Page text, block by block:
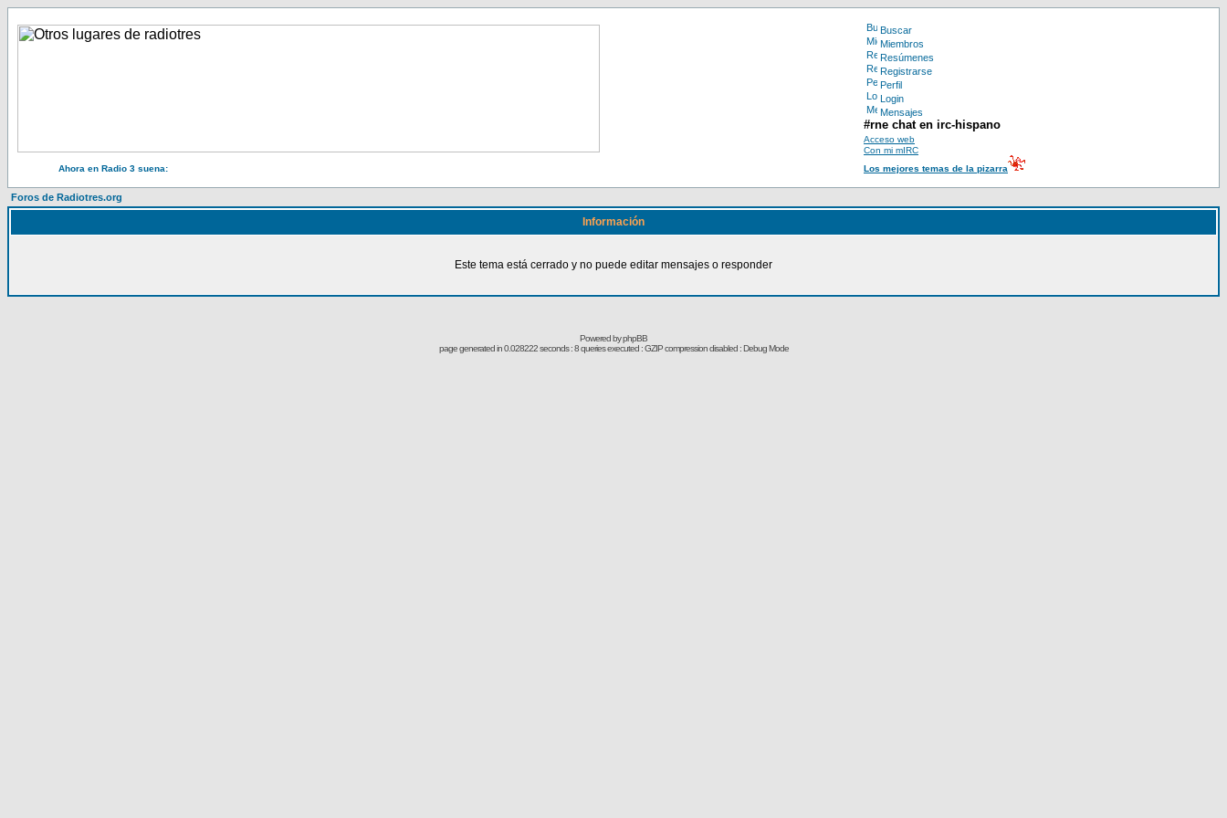
Buscar
Miembros
Resúmenes
Registrarse
Perfil
Login
Mensajes
#rne chat en irc-hispano
Acceso web
Con mi mIRC
Ahora en Radio 3 suena:
Los mejores temas de la pizarra
Foros de Radiotres.org
Información
Este tema está cerrado y no puede editar mensajes o responder
Powered byphpBB
page generated in 0.028222 seconds : 8 queries executed : GZIP compression disabled : Debug Mode